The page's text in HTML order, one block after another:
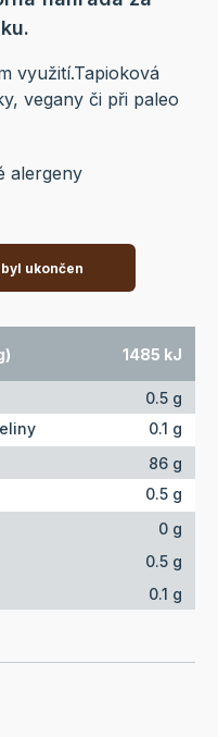
využití.Tapioková
vegany či při paleo
alergeny
ukončen
1485 kJ
0.5 g
0.1 g
86 g
0.5 g
0 g
0.5 g
0.1 g